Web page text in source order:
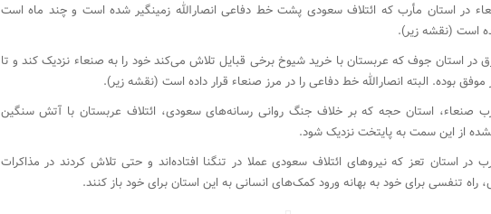
در استان مأرب که ائتلاف سعودی پشت خط دفاعی انصارالله زمینگیر شده است و چند ماه است
است (نقشه زیر).
استان جوف که عربستان با خرید شیوخ برخی قبایل تلاش می‌کند خود را به صنعاء نزدیک کند و تا
موفق بوده. البته انصارالله خط دفاعی را در مرز صنعاء قرار داده است (نقشه زیر).
صنعاء، استان حجه که بر خلاف جنگ روانی رسانه‌های سعودی، ائتلاف عربستان با آتش سنگین
از این سمت به پایتخت نزدیک شود.
استان تعز که نیروهای ائتلاف سعودی عملا در تنگنا افتاده‌اند و حتی تلاش کردند در مذاکرات
تنفسی برای خود به بهانه ورود کمک‌های انسانی به این استان برای خود باز کنند.